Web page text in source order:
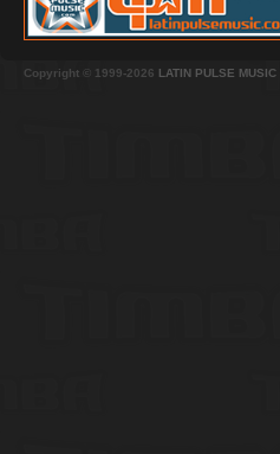
Copyright © 1999-2026 LATIN PULSE MUSIC